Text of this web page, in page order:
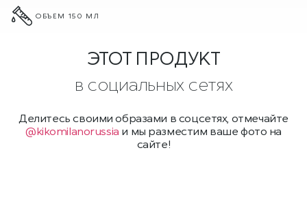
ОБЪЕМ 150 МЛ
ЭТОТ ПРОДУКТ
в социальных сетях
Делитесь своими образами в соцсетях, отмечайте
@kikomilanorussia и мы разместим ваше фото на
сайте!